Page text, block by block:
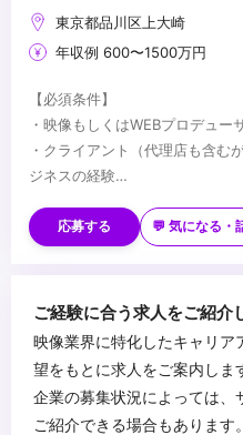
東京都品川区上大崎
年収例 600〜1500万円
【必須条件】
・映像もしくはWEBプロデュー
・クライアント（代理店も含む
ジネスの経験
・クライアントの視点に立って
・人に対して優しく、人と接す
ごすことで信用を築くなど）
・経営経験がある方
・営業経験がある方
...
応募する 💬 気になる・
ご経験に合う求人をご紹介
映像業界に特化したキャリア
望をもとに求人をご案内しま
企業の募集状況によっては、
ご紹介できる場合もあります。